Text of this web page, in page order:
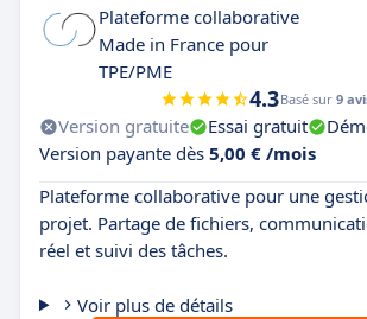
Plateforme collaborative
Made in France pour
TPE/PME
4.3Basé sur 9
Version gratuite Essai gratuit
Version payante dès 5,00 € /mois
Plateforme collaborative pour une
projet. Partage de fichiers,
réel et suivi des tâches.
Voir plus de détails